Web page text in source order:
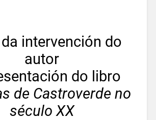
intervención do
autor
do libro
de Castroverde no
século XX